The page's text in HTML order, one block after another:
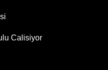
Calisiyor